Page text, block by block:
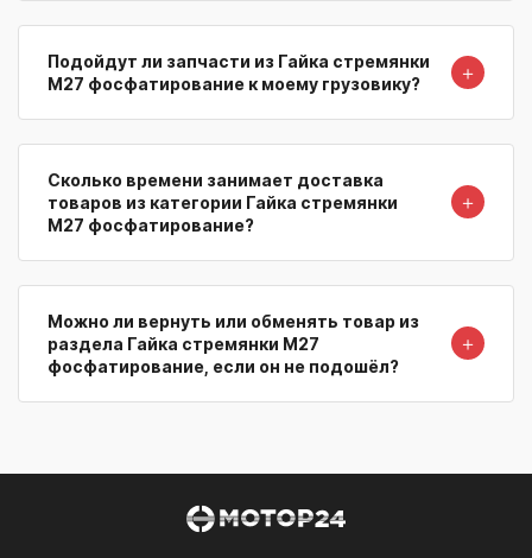
Подойдут ли запчасти из Гайка стремянки
М27 фосфатирование к моему грузовику?
＋
Сколько времени занимает доставка
товаров из категории Гайка стремянки
М27 фосфатирование?
＋
Можно ли вернуть или обменять товар из
раздела Гайка стремянки М27
фосфатирование, если он не подошёл?
＋